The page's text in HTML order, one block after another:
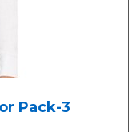
Pack-3